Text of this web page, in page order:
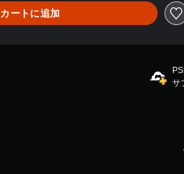
カートに追加
サ